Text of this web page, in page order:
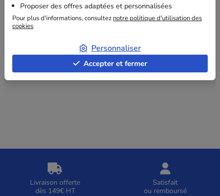
Affichage 1-12 de 20 article(s)
1 2
Livraison offerte
dès 149€ HT
Satisfait
ou remboursé
Proposer des offres adaptées et personnalisées
Pour plus d'informations, consultez notre politique d'utilisation des
cookies
Personnaliser
Accepter et fermer